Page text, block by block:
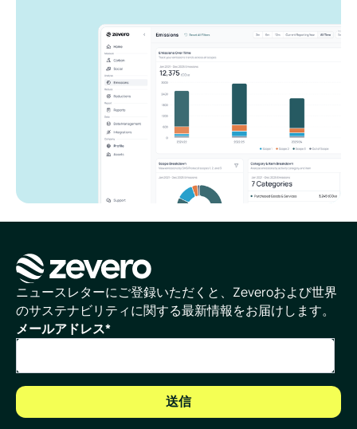
ホームページ
ニュースレターにご登録いただくと、Zeveroおよび世界
のサステナビリティに関する最新情報をお届けします。
メールアドレス*